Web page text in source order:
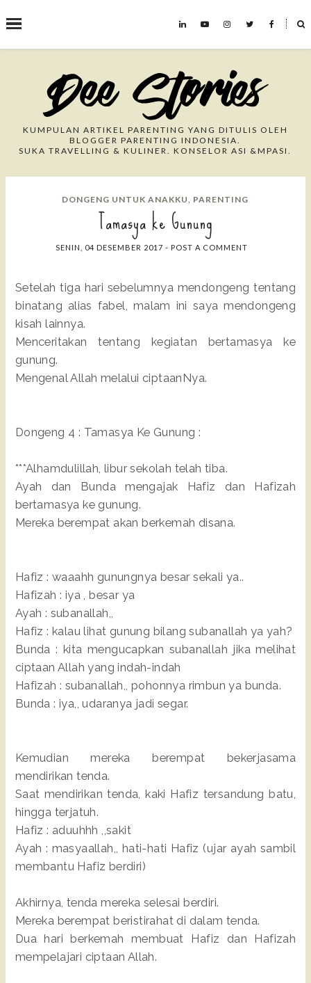
˟
Search This Blog
KUMPULAN ARTIKEL PARENTING YANG DITULIS OLEH
BLOGGER PARENTING INDONESIA.
SUKA TRAVELLING & KULINER. KONSELOR ASI &MPASI.
DONGENG UNTUK ANAKKU, PARENTING
Tamasya ke Gunung
SENIN, 04 DESEMBER 2017 - POST A COMMENT
Setelah tiga hari sebelumnya mendongeng tentang
binatang alias fabel, malam ini saya mendongeng
kisah lainnya.
Menceritakan tentang kegiatan bertamasya ke
gunung.
Mengenal Allah melalui ciptaanNya.
Dongeng 4 : Tamasya Ke Gunung :
***Alhamdulillah, libur sekolah telah tiba.
Ayah dan Bunda mengajak Hafiz dan Hafizah
bertamasya ke gunung.
Mereka berempat akan berkemah disana.
Hafiz : waaahh gunungnya besar sekali ya..
Hafizah : iya , besar ya
Ayah : subanallah,,
Hafiz : kalau lihat gunung bilang subanallah ya yah?
Bunda : kita mengucapkan subanallah jika melihat
ciptaan Allah yang indah-indah
Hafizah : subanallah,, pohonnya rimbun ya bunda.
Bunda : iya,, udaranya jadi segar.
Kemudian mereka berempat bekerjasama
mendirikan tenda.
Saat mendirikan tenda, kaki Hafiz tersandung batu,
hingga terjatuh.
Hafiz : aduuhhh ,,sakit
Ayah : masyaallah,, hati-hati Hafiz (ujar ayah sambil
membantu Hafiz berdiri)
Akhirnya, tenda mereka selesai berdiri.
Mereka berempat beristirahat di dalam tenda.
Dua hari berkemah membuat Hafiz dan Hafizah
mempelajari ciptaan Allah.